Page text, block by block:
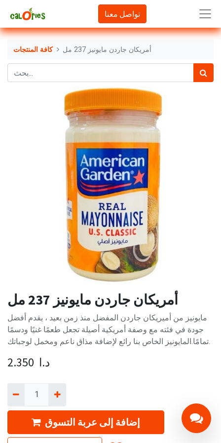
تواصل معنا
كافة المنتجات أمريكان جاردن مايونيز 237 مل
أمريكان جاردن مايونيز 237 مل
مايونيز من أميريكان جاردن المفضل منذ زمن بعيد ، يقدم أفضل
جودة في فئته مع وصفة أمريكية أصيلة تجعل طعمًا غنيًا ودسمًا
تمامًا.المايونيز الخاص بنا رائع لإضافة مذاق ناعم ومخمل لوجباتك.
2.350 د.ا
إضافة إلى عربة التسوق